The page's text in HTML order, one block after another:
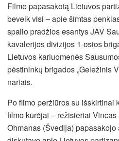
Filme papasakotą Lietuvos
beveik visi – apie šimtas
spalio pradžios esantys JAV
kavalerijos divizijos 1-osios
Lietuvos kariuomenės
pėstininkų brigados „Geležinis
nariais.
Po filmo peržiūros su išskirtinai
filmo kūrėjai – režisieriai
Ohmanas (Švedija)